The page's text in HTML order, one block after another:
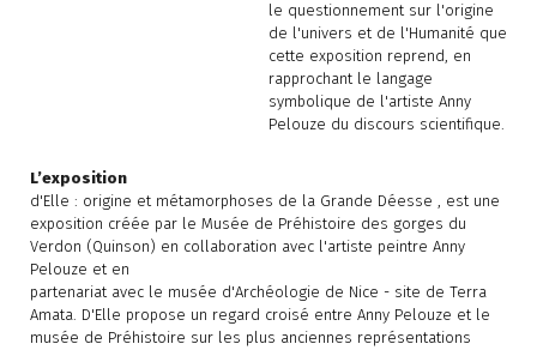
le questionnement sur l'origine
de l'univers et de l'Humanité que
cette exposition reprend, en
rapprochant le langage
symbolique de l'artiste Anny
Pelouze du discours scientifique.
L’exposition
d'Elle : origine et métamorphoses de la Grande Déesse , est une
exposition créée par le Musée de Préhistoire des gorges du
Verdon (Quinson) en collaboration avec l'artiste peintre Anny
Pelouze et en
partenariat avec le musée d'Archéologie de Nice - site de Terra
Amata. D'Elle propose un regard croisé entre Anny Pelouze et le
musée de Préhistoire sur les plus anciennes représentations